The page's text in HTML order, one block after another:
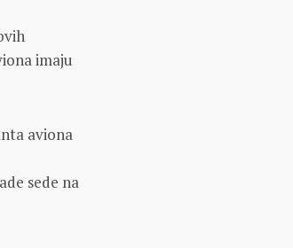
imaju
aviona
sede na